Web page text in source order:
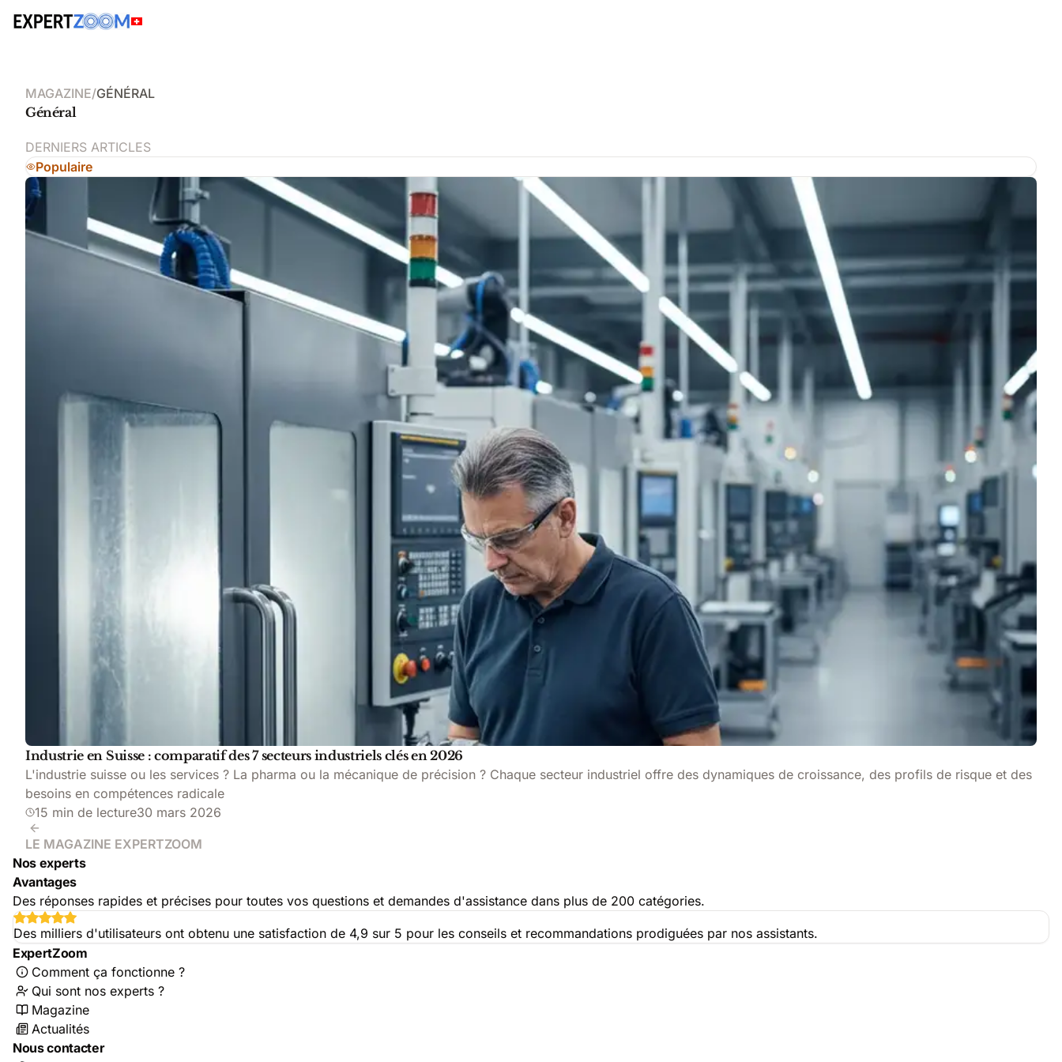
MAGAZINE/GÉNÉRAL
Général
DERNIERS ARTICLES
Populaire
Industrie en Suisse : comparatif des 7 secteurs industriels clés en 2026
L'industrie suisse ou les services ? La pharma ou la mécanique de précision ? Chaque secteur industriel offre des dynamiques de croissance, des profils de risque et des
besoins en compétences radicale
15 min de lecture30 mars 2026
LE MAGAZINE EXPERTZOOM
Nos experts
Avantages
Des réponses rapides et précises pour toutes vos questions et demandes d'assistance dans plus de 200 catégories.
Des milliers d'utilisateurs ont obtenu une satisfaction de 4,9 sur 5 pour les conseils et recommandations prodiguées par nos assistants.
ExpertZoom
Comment ça fonctionne ?
Qui sont nos experts ?
Magazine
Actualités
Nous contacter